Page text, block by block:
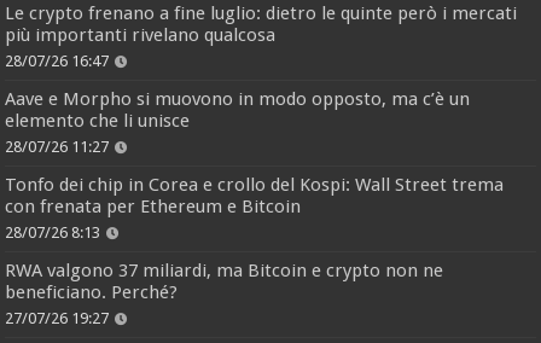
Le crypto frenano a fine luglio: dietro le quinte però i mercati
più importanti rivelano qualcosa
28/07/26 16:47
Aave e Morpho si muovono in modo opposto, ma c’è un
elemento che li unisce
28/07/26 11:27
Tonfo dei chip in Corea e crollo del Kospi: Wall Street trema
con frenata per Ethereum e Bitcoin
28/07/26 8:13
RWA valgono 37 miliardi, ma Bitcoin e crypto non ne
beneficiano. Perché?
27/07/26 19:27